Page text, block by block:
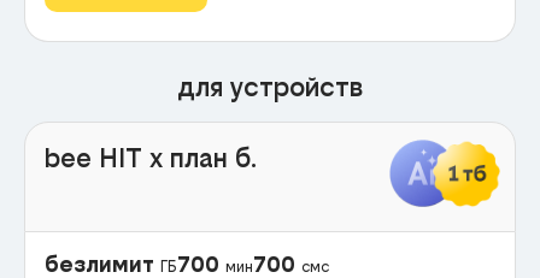
для устройств
bee HIT x план б.
безлимит ГБ700 мин700 смс